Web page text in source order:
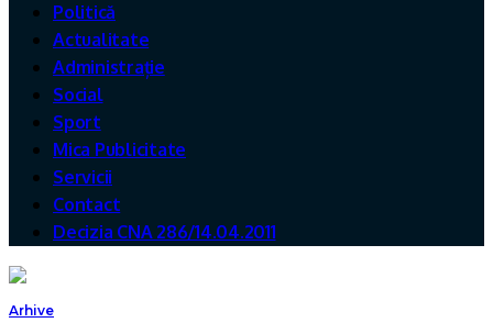
Politică
Actualitate
Administrație
Social
Sport
Mica Publicitate
Servicii
Contact
Decizia CNA 286/14.04.2011
Arhive